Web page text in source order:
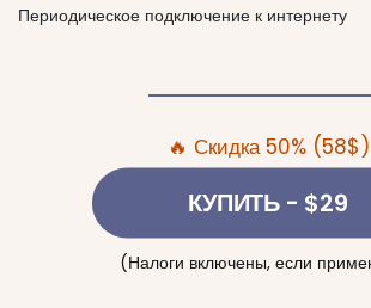
Периодическое подключение к интернету
🔥 Скидка 50% (58$)
КУПИТЬ- $29
(Налоги включены, если